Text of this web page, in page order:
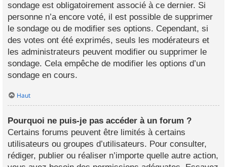
sondage est obligatoirement associé à ce dernier. Si
personne n’a encore voté, il est possible de supprimer
le sondage ou de modifier ses options. Cependant, si
des votes ont été exprimés, seuls les modérateurs et
les administrateurs peuvent modifier ou supprimer le
sondage. Cela empêche de modifier les options d’un
sondage en cours.
Haut
Pourquoi ne puis-je pas accéder à un forum ?
Certains forums peuvent être limités à certains
utilisateurs ou groupes d’utilisateurs. Pour consulter,
rédiger, publier ou réaliser n’importe quelle autre action,